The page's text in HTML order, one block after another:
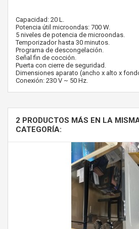
Capacidad: 20 L.
Potencia útil microondas: 700 W.
5 niveles de potencia de microondas.
Temporizador hasta 30 minutos.
Programa de descongelación.
Señal fin de cocción.
Puerta con cierre de seguridad.
Dimensiones aparato (ancho x alto x
Conexión: 230 V ~ 50 Hz.
2 PRODUCTOS MÁS EN LA
CATEGORÍA: